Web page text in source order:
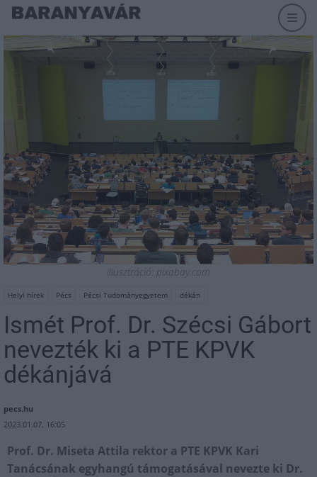
Illusztráció: pixabay.com
Helyi hírek Pécs Pécsi Tudományegyetem dékán
Ismét Prof. Dr. Szécsi Gábort
nevezték ki a PTE KPVK
dékánjává
pecs.hu
2023.01.07. 16:05
Prof. Dr. Miseta Attila rektor a PTE KPVK Kari
Tanácsának egyhangú támogatásával nevezte ki Dr.